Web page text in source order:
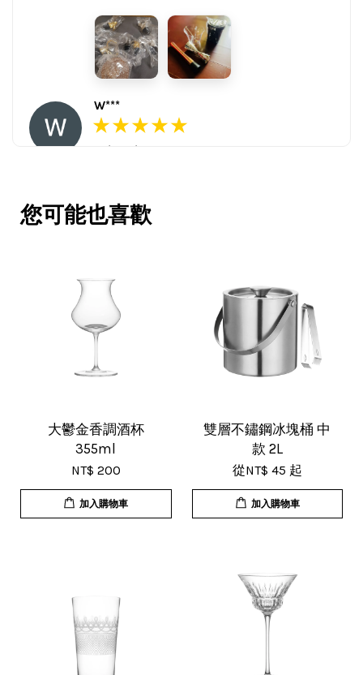
W***
16/Nov/2025 03:45 pm
這購買。希望賣家能多選賣更多商
V***
超用心的包裝，非常好用的產品，謝
謝賣家，價格超優惠，CP值超高，推
薦給大家！
18/Nov/2025 07:35 pm
杯子的品質非常好、寄出很快速很有
您可能也喜歡
大鬱金香調酒杯
355ml
NT$ 200
加入購物車
雙層不鏽鋼冰塊桶 中
款 2L
從NT$ 45 起
加入購物車